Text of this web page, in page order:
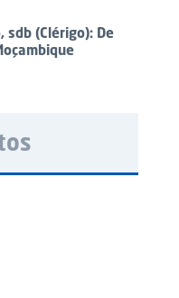
sdb (Clérigo): De